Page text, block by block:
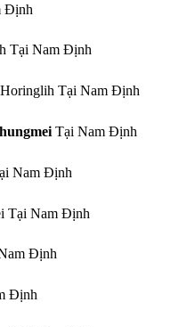
Định
Tại Nam Định
Tại Nam Định
Tại Nam Định
Nam Định
Tại Nam Định
Định
Định